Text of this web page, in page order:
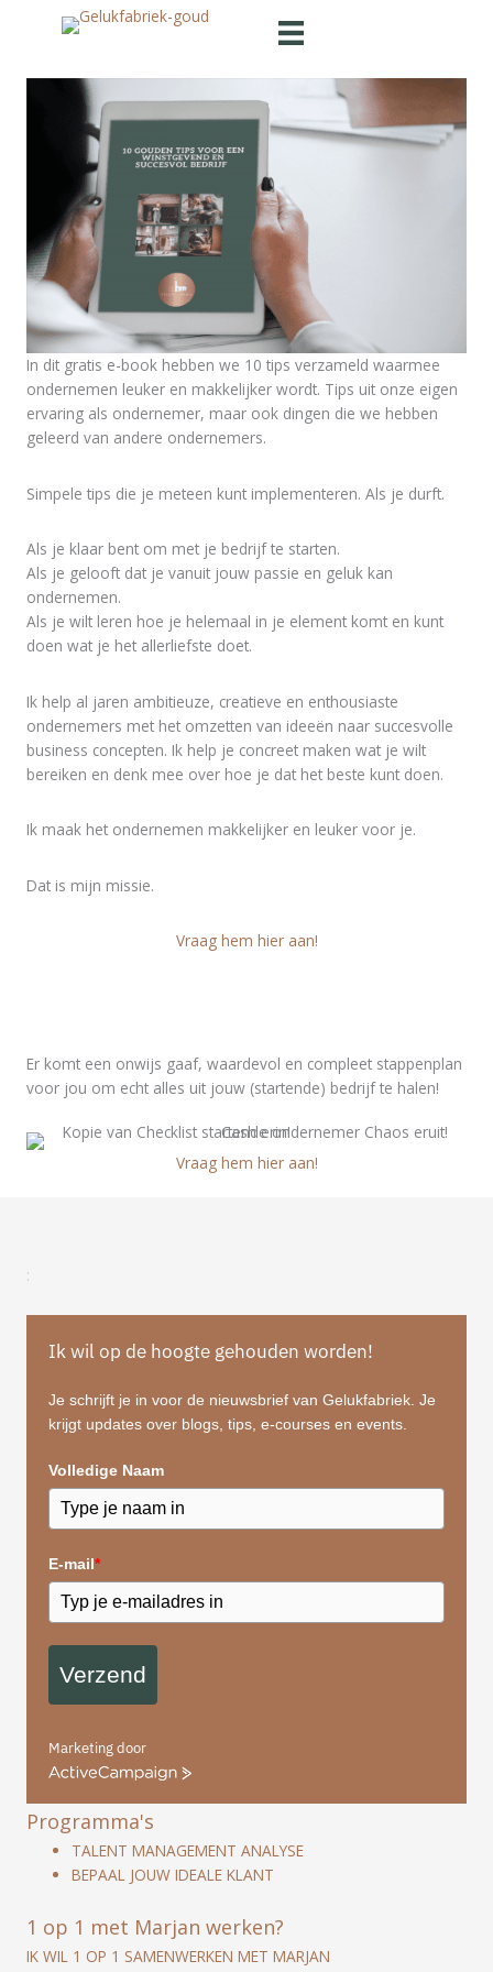
inhoud
In dit gratis e-book hebben we 10 tips verzameld waarmee
ondernemen leuker en makkelijker wordt. Tips uit onze eigen
ervaring als ondernemer, maar ook dingen die we hebben
geleerd van andere ondernemers.
Simpele tips die je meteen kunt implementeren. Als je durft.
Als je klaar bent om met je bedrijf te starten.
Als je gelooft dat je vanuit jouw passie en geluk kan
ondernemen.
Als je wilt leren hoe je helemaal in je element komt en kunt
doen wat je het allerliefste doet.
Ik help al jaren ambitieuze, creatieve en enthousiaste
ondernemers met het omzetten van ideeën naar succesvolle
business concepten. Ik help je concreet maken wat je wilt
bereiken en denk mee over hoe je dat het beste kunt doen.
Ik maak het ondernemen makkelijker en leuker voor je.
Dat is mijn missie.
Vraag hem hier aan!
Er komt een onwijs gaaf, waardevol en compleet stappenplan
voor jou om echt alles uit jouw (startende) bedrijf te halen!
Vraag hem hier aan!
:
Ik wil op de hoogte gehouden worden!
Je schrijft je in voor de nieuwsbrief van Gelukfabriek. Je
krijgt updates over blogs, tips, e-courses en events.
Volledige Naam
E-mail*
Verzend
Marketing door
ActiveCampaign
Programma's
TALENT MANAGEMENT ANALYSE
BEPAAL JOUW IDEALE KLANT
1 op 1 met Marjan werken?
IK WIL 1 OP 1 SAMENWERKEN MET MARJAN